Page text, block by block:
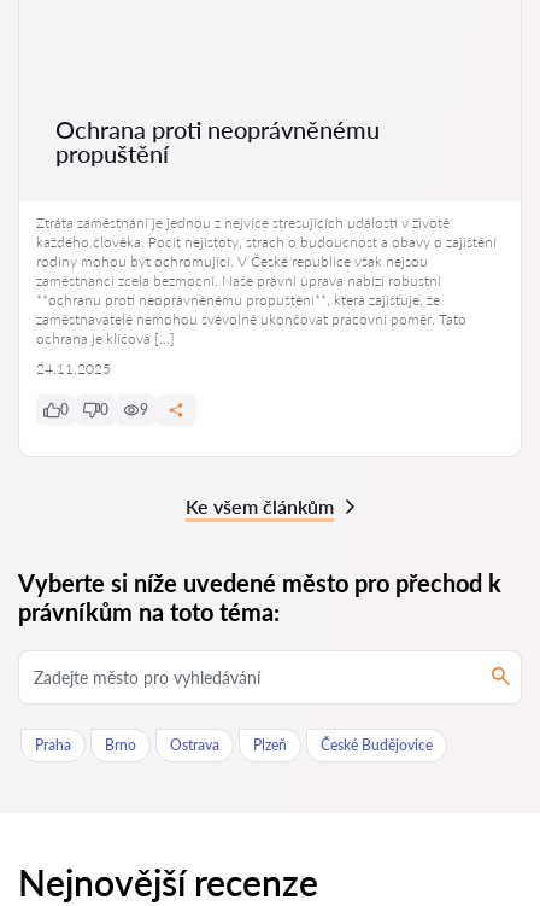
Ochrana proti neoprávněnému
propuštění
Ztráta zaměstnání je jednou z nejvíce stresujících událostí v životě
každého člověka. Pocit nejistoty, strach o budoucnost a obavy o zajištění
rodiny mohou být ochromující. V České republice však nejsou
zaměstnanci zcela bezmocní. Naše právní úprava nabízí robustní
**ochranu proti neoprávněnému propuštění**, která zajišťuje, že
zaměstnavatelé nemohou svévolně ukončovat pracovní poměr. Tato
ochrana je klíčová […]
24.11.2025
0 0 9
Ke všem článkům
Vyberte si níže uvedené město pro přechod k
právníkům na toto téma:
Praha Brno Ostrava Plzeň České Budějovice
Nejnovější recenze